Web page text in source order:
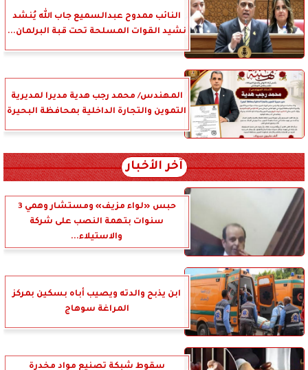
النائب ممدوح عبدالسميع جاب الله يُنشد
نشيد القوات المسلحة تحت قبة البرلمان...
المهندس/ محمد رجب هدية مديرا لمديرية
التموين والتجارة الداخلية بمحافظة البحيرة
آخر الأخبار
حبس «لواء مزيف» ومستشار وهمي 3
سنوات بتهمة النصب على شركة
والاستيلاء...
ابن يذبح والدته ويصيب أباه بسكين بمركز
المراغة سوهاج
سقوط شبكة تصنيع مواد مخدرة